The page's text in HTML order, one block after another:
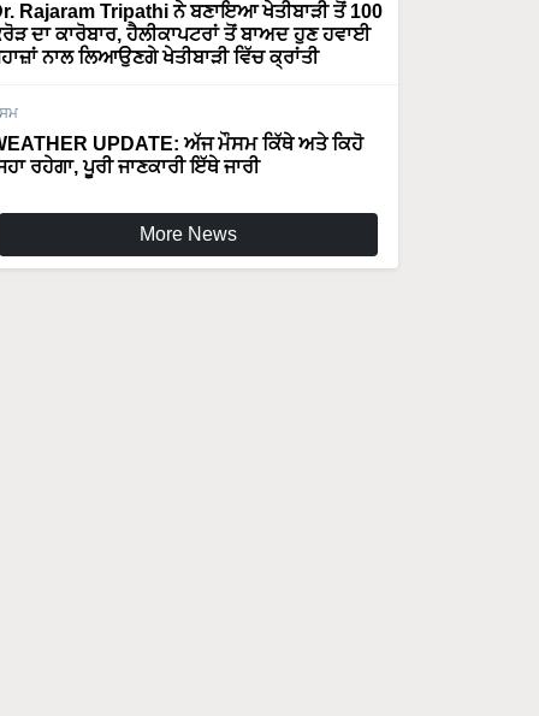
Rajaram Tripathi ਨੇ ਬਣਾਇਆ ਖੇਤੀਬਾੜੀ ਤੋਂ 100
ਦਾ ਕਾਰੋਬਾਰ, ਹੈਲੀਕਾਪਟਰਾਂ ਤੋਂ ਬਾਅਦ ਹੁਣ ਹਵਾਈ
ਨਾਲ ਲਿਆਉਣਗੇ ਖੇਤੀਬਾੜੀ ਵਿੱਚ ਕ੍ਰਾਂਤੀ
UPDATE: ਅੱਜ ਮੌਸਮ ਕਿੱਥੇ ਅਤੇ ਕਿਹੋ
ਰਹੇਗਾ, ਪੂਰੀ ਜਾਣਕਾਰੀ ਇੱਥੇ ਜਾਰੀ
More News